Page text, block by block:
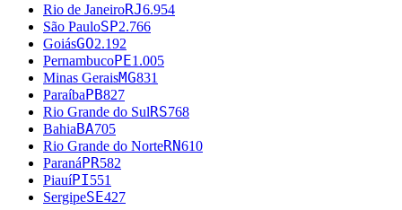
Rio de JaneiroRJ6.954
São PauloSP2.766
GoiásGO2.192
PernambucoPE1.005
Minas GeraisMG831
ParaíbaPB827
Rio Grande do SulRS768
BahiaBA705
Rio Grande do NorteRN610
ParanáPR582
PiauíPI551
SergipeSE427